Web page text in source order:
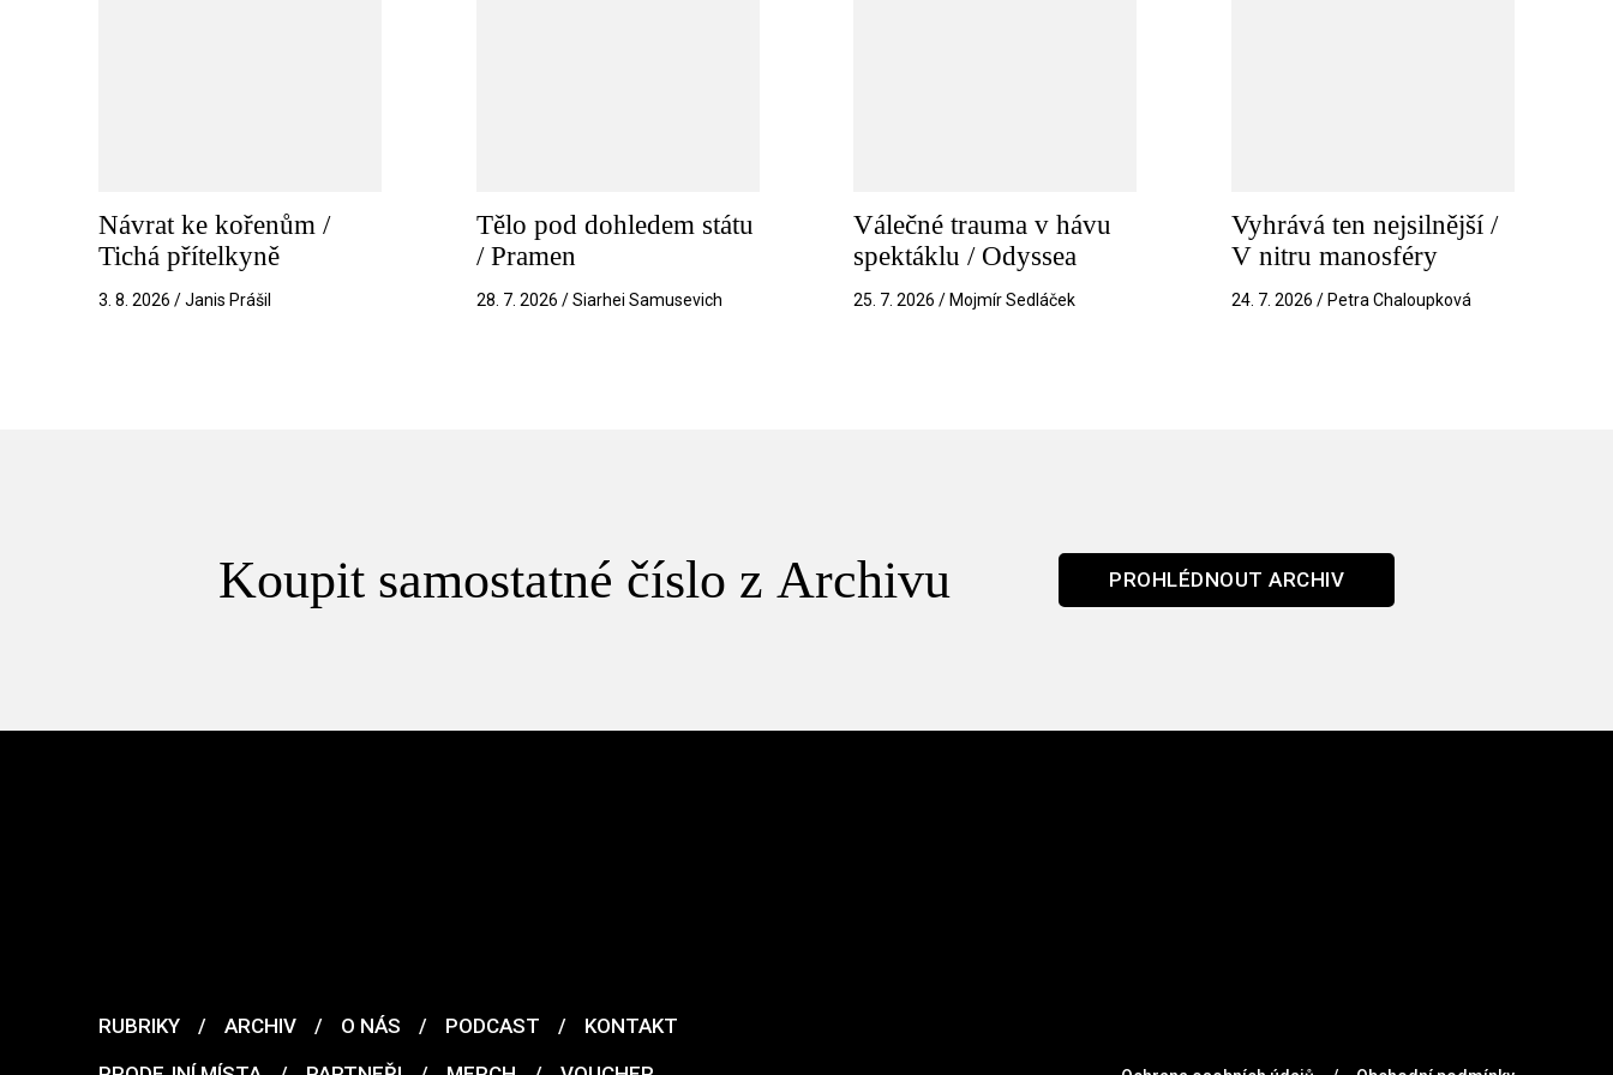
Návrat ke kořenům /
Tichá přítelkyně
3. 8. 2026 / Janis Prášil
Tělo pod dohledem státu
/ Pramen
28. 7. 2026 / Siarhei Samusevich
Válečné trauma v hávu
spektáklu / Odyssea
25. 7. 2026 / Mojmír Sedláček
Vyhrává ten nejsilnější /
V nitru manosféry
24. 7. 2026 / Petra Chaloupková
Koupit samostatné číslo z Archivu PROHLÉDNOUT ARCHIV
RUBRIKY / ARCHIV / O NÁS / PODCAST /
KONTAKT